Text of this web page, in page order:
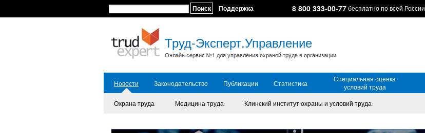
Поиск Поддержка 8 800 333-00-77бесплатно по всей России
Труд-Эксперт.Управление
Онлайн сервис №1 для управления охраной труда в организации
Новости Законодательство Публикации Статистика
Специальная оценка
условий труда
Охрана труда
Медицина труда Клинский институт охраны и условий труда